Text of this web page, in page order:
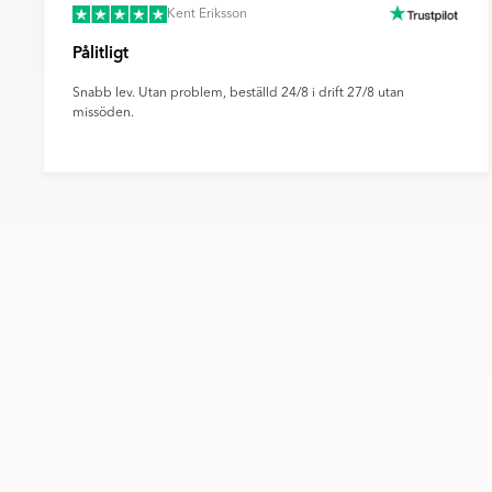
Kent Eriksson
Pålitligt
Snabb lev. Utan problem, beställd 24/8 i drift 27/8 utan
missöden.